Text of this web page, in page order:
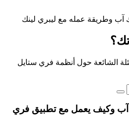
آب وطريقة عمله مع ليبري لينك
الشائعة حول أنظمة فري ستايل
آب وكيف يعمل مع تطبيق فري